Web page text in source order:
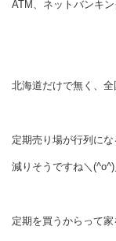
ATM、ネットバンキ
北海道だけで無く、
定期売り場が行列にな
減りそうですね＼(^o^)
定期を買うからって